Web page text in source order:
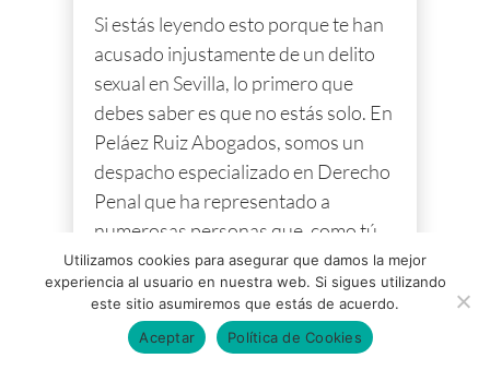
Si estás leyendo esto porque te han
acusado injustamente de un delito
sexual en Sevilla, lo primero que
debes saber es que no estás solo. En
Peláez Ruiz Abogados, somos un
despacho especializado en Derecho
Penal que ha representado a
numerosas personas que, como tú,...
leer más
LLAMA AHORA
Utilizamos cookies para asegurar que damos la mejor
experiencia al usuario en nuestra web. Si sigues utilizando
este sitio asumiremos que estás de acuerdo.
Aceptar
Política de Cookies